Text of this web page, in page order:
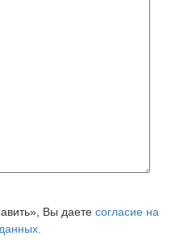
Вы даете согласие на